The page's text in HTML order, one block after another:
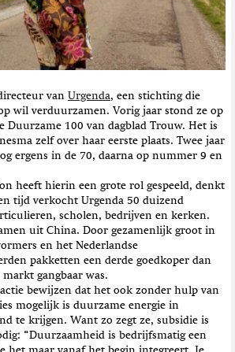
van Urgenda, een stichting die
wil verduurzamen. Vorig jaar stond ze op
Duurzame 100 van dagblad Trouw. Het is
zelf over haar eerste plaats. Twee jaar
ergens in de 70, daarna op nummer 9 en
heeft hierin een grote rol gespeeld, denkt
tijd verkocht Urgenda 50 duizend
scholen, bedrijven en kerken.
uit China. Door gezamenlijk groot in
en het Nederlandse
pakketten een derde goedkoper dan
gangbaar was.
bewijzen dat het ook zonder hulp van
mogelijk is duurzame energie in
te krijgen. Want zo zegt ze, subsidie is
“Duurzaamheid is bedrijfsmatig een